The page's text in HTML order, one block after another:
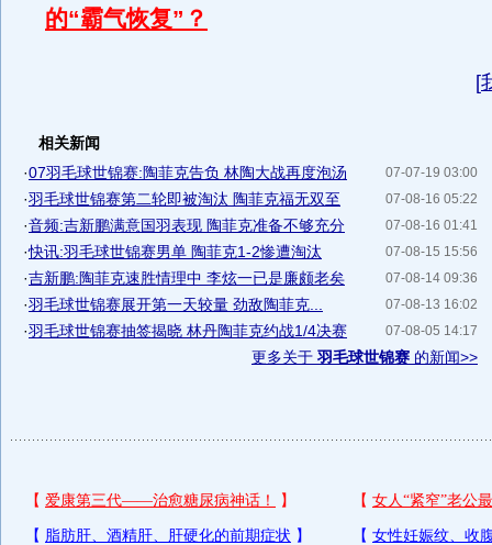
的“霸气恢复”？
[
相关新闻
07-07-19 03:00
·07羽毛球世锦赛:陶菲克告负 林陶大战再度泡汤
07-08-16 05:22
·羽毛球世锦赛第二轮即被淘汰 陶菲克福无双至
07-08-16 01:41
·音频:吉新鹏满意国羽表现 陶菲克准备不够充分
07-08-15 15:56
·快讯:羽毛球世锦赛男单 陶菲克1-2惨遭淘汰
07-08-14 09:36
·吉新鹏:陶菲克速胜情理中 李炫一已是廉颇老矣
07-08-13 16:02
·羽毛球世锦赛展开第一天较量 劲敌陶菲克...
07-08-05 14:17
·羽毛球世锦赛抽签揭晓 林丹陶菲克约战1/4决赛
更多关于 羽毛球世锦赛 的新闻>>